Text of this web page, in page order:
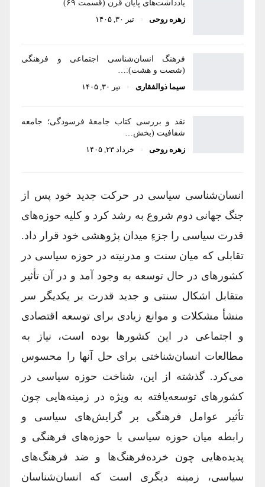
یادداشت‌های پایان قرن (قسمت ۶۹)
زهره روحی
تیر ۳۰, ۱۴۰۵
فرهنگ انسان‌شناسی اجتماعی و فرهنگی
(شصت و هشت):…
سیما ذوالفقاری
تیر ۳۰, ۱۴۰۵
نقد و بررسی کتاب جامعۀ فرسودگی؛ جامعه
شفافیت (بخش…
زهره روحی
خرداد ۲۳, ۱۴۰۵
انسان‏‌شناسى سیاسى در حرکت جدید خود پس از
جنگ جهانى دوم شروع به رشد کرد و کلیه حوزه‏‌هاى
قدرت سیاسى را جزءِ میدان پژوهشى خود قرار داد.
تقابلى که میان سنت و مدرنیته در حوزه سیاسى در
کشورهاى در حال توسعه به‏ وجود آمد و در آن تأثیر
متقابل اشکال سنتى و جدید قدرت بر یکدیگر سر
منشأ مشکلات و موانع زیادى براى توسعه اقتصادى
و اجتماعى در این کشورها بوده است، نیاز به
مطالعات انسان‏‌شناختى براى حل آن‏ها را محسوس
مى‏‌کرد. گذشته از این، شناخت حوزه سیاسى در
کشورهاى توسعه‏‌یافته به‏ ویژه در زمینه‏‌هایى چون
تأثیر عوامل فرهنگى بر گرایش‏‌هاى سیاسى و
رابطه میان حوزه سیاسى با حوزه‏‌هاى فرهنگى و
پدیده‏‌هایى چون خرده‏‌فرهنگ‏‌ها و ضد فرهنگ‏‌هاى
سیاسى، زمینه دیگرى است که انسان‏‌شناسان